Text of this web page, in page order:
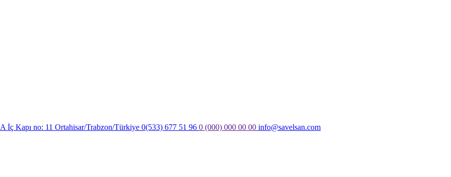
İç Kapı no: 11 Ortahisar/Trabzon/Türkiye 0(533) 677 51 96 0 (000) 000 00 00 info@savelsan.com